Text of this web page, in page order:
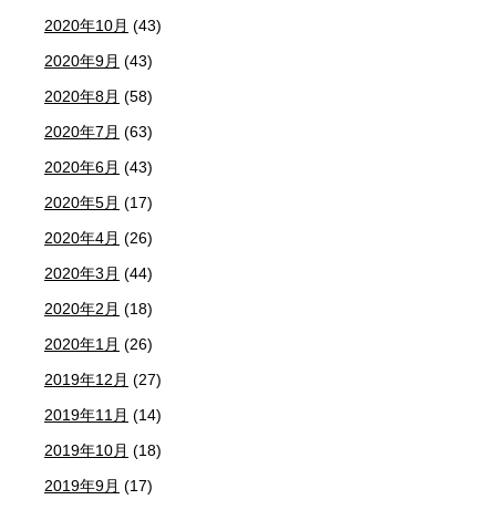
2020年10月 (43)
2020年9月 (43)
2020年8月 (58)
2020年7月 (63)
2020年6月 (43)
2020年5月 (17)
2020年4月 (26)
2020年3月 (44)
2020年2月 (18)
2020年1月 (26)
2019年12月 (27)
2019年11月 (14)
2019年10月 (18)
2019年9月 (17)